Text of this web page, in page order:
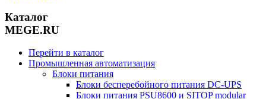
Каталог
MEGE.RU
Перейти в каталог
Промышленная автоматизация
Блоки питания
Блоки бесперебойного питания DC-UPS
Блоки питания PSU8600 и SITOP modular